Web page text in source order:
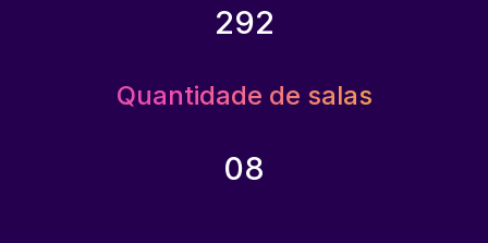
292
Quantidade de salas
08